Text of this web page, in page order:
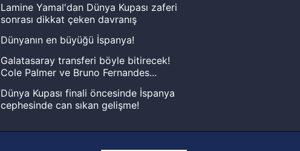
Lamine Yamal'dan Dünya Kupası zaferi
sonrası dikkat çeken davranış
Dünyanın en büyüğü İspanya!
Galatasaray transferi böyle bitirecek!
Cole Palmer ve Bruno Fernandes...
Dünya Kupası finali öncesinde İspanya
cephesinde can sıkan gelişme!